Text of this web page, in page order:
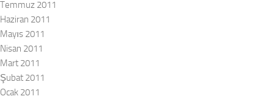
Temmuz 2011
Haziran 2011
Mayıs 2011
Nisan 2011
Mart 2011
Şubat 2011
Ocak 2011